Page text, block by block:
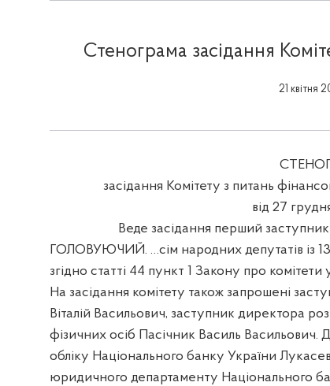
Стенограма засідання
21 квітня
засідання Комітету з питань
від 27
Веде засідання перший
ГОЛОВУЮЧИЙ. …сім народних депутатів із
згідно статті 44 пункт 1 Закону про
На засідання комітету також запрошені
Віталій Васильович, заступник директора
фізичних осіб Пасічник Василь Васильович.
обліку Національного банку України
юридичного департаменту Національного